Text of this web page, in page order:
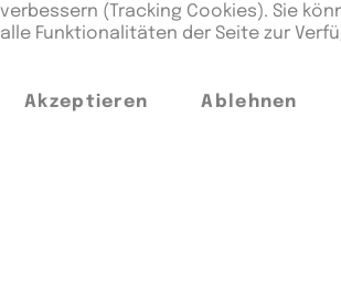
verbessern (Tracking Cookies). Sie
alle Funktionalitäten der Seite zur
Akzeptieren Ablehnen